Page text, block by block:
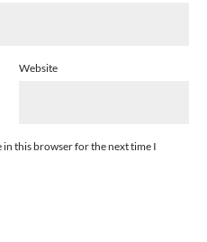
Website
in this browser for the next time I